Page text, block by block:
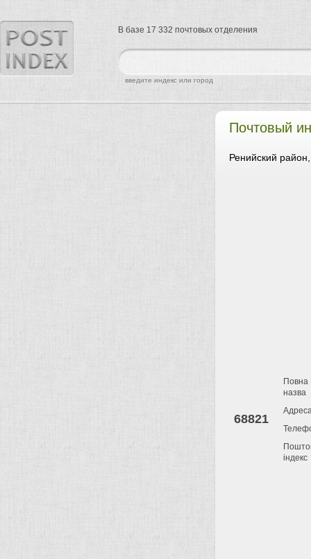
Почтовый
Ренийский
68821
Повна
назва
індекс
найти
введите индекс или город
В базе 17 332 почтовых отделения